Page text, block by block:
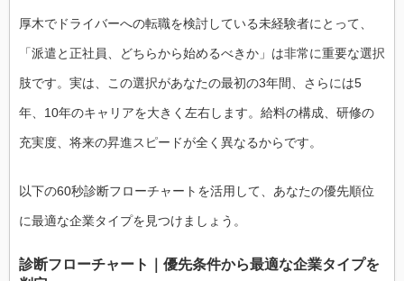
厚木でドライバーへの転職を検討している未経験者にとって、
「派遣と正社員、どちらから始めるべきか」は非常に重要な選択
肢です。実は、この選択があなたの最初の3年間、さらには5
年、10年のキャリアを大きく左右します。給料の構成、研修の
充実度、将来の昇進スピードが全く異なるからです。
以下の60秒診断フローチャートを活用して、あなたの優先順位
に最適な企業タイプを見つけましょう。
診断フローチャート｜優先条件から最適な企業タイプを